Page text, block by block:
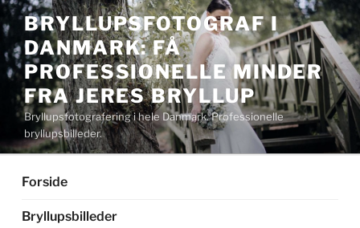
Videre
til
indhold
BRYLLUPSFOTOGRAF I
DANMARK: FÅ
PROFESSIONELLE MINDER
FRA JERES BRYLLUP
Bryllupsfotografering i hele Danmark. Professionelle
bryllupsbilleder.
Forside
Bryllupsbilleder